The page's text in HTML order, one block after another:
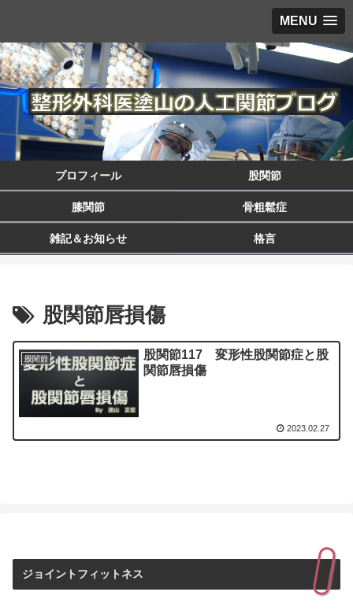
MENU
プロフィール 股関節
膝関節 骨粗鬆症
雑記＆お知らせ 格言
股関節唇損傷
股関節
股関節117 変形性股関節症と股
関節唇損傷
2023.02.27
ジョイントフィットネス